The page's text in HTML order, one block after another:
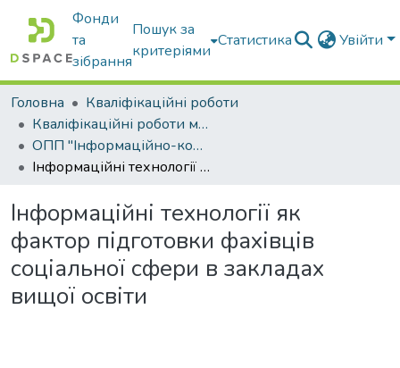
Фонди
та
зібрання
Пошук за
критеріями
Статистика Увійти
Головна
Кваліфікаційні роботи
Кваліфікаційні роботи магістрів
ОПП "Інформаційно-комунікаційні технології в освіті"
Інформаційні технології як фактор підготовки фахівців соціальної сфери в закладах вищої освіти
Інформаційні технології як
фактор підготовки фахівців
соціальної сфери в закладах
вищої освіти